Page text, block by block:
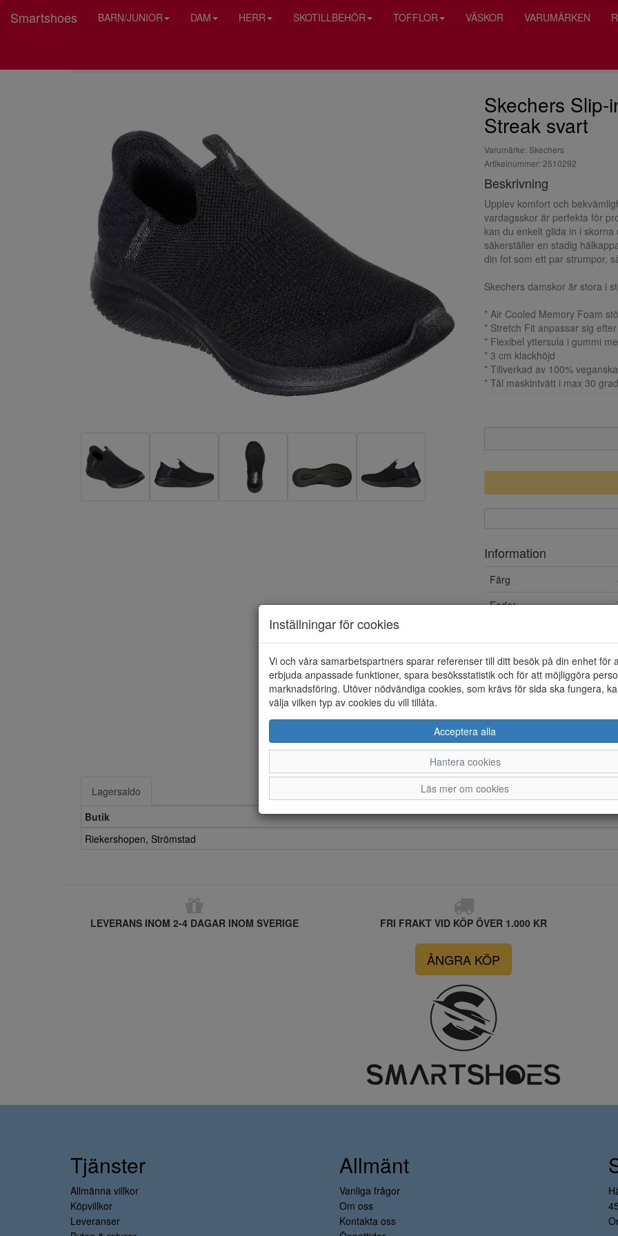
Smartshoes BARN/JUNIOR DAM HERR SKOTILLBEHÖR TOFFLOR VÄSKOR VARUMÄRKEN
Skechers Slip-
Streak svart
Varumärke: Skechers
Artikelnummer: 2510292
Beskrivning
Upplev komfort och
vardagsskor är perfekta för
kan du enkelt glida in i
säkerställer en stadig
din fot som ett par strumpor,
Skechers damskor är stora i
* Air Cooled Memory Foam
* Stretch Fit anpassar sig
* Flexibel yttersula i gummi
* 3 cm klackhöjd
* Tillverkad av 100%
* Tål maskintvätt i max 30
Information
Färg
Foder
Löstagbar sula
Yttersula
Material
Lagersaldo
Butik
Riekershopen, Strömstad
LEVERANS INOM 2-4 DAGAR INOM SVERIGE FRI FRAKT VID KÖP ÖVER 1.000 KR
ÅNGRA KÖP
Inställningar för cookies
Vi och våra samarbetspartners sparar referenser till ditt besök på din enhet för
erbjuda anpassade funktioner, spara besöksstatistik och för att möjliggöra
marknadsföring. Utöver nödvändiga cookies, som krävs för sida ska fungera,
välja vilken typ av cookies du vill tillåta.
Acceptera alla
Hantera cookies
Läs mer om cookies
Tjänster
Allmänna villkor
Köpvillkor
Leveranser
Allmänt
Vanliga frågor
Om oss
Kontakta oss